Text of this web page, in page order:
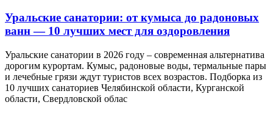
Уральские санатории: от кумыса до радоновых
ванн — 10 лучших мест для оздоровления
Уральские санатории в 2026 году – современная альтернатива
дорогим курортам. Кумыс, радоновые воды, термальные пары
и лечебные грязи ждут туристов всех возрастов. Подборка из
10 лучших санаториев Челябинской области, Курганской
области, Свердловской облас